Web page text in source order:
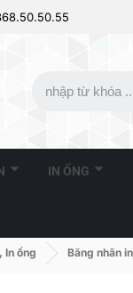
IN ỐNG
In ống Băng nhãn in